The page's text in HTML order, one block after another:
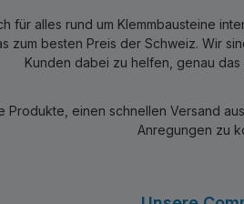
für alles rund um Klemmbausteine
zum besten Preis der Schweiz. Wir
Kunden dabei zu helfen, genau
Produkte, einen schnellen Versand
Anregungen zu